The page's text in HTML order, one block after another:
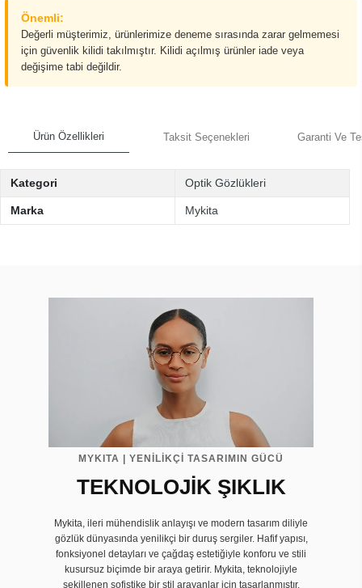
Önemli:
Değerli müşterimiz, ürünlerimize deneme sırasında zarar gelmemesi
için güvenlik kilidi takılmıştır. Kilidi açılmış ürünler iade veya
değişime tabi değildir.
Ürün Özellikleri Taksit Seçenekleri Garanti Ve
Kategori Optik Gözlükleri
Marka Mykita
MYKITA | YENİLİKÇİ TASARIMIN GÜCÜ
TEKNOLOJİK ŞIKLIK
Mykita, ileri mühendislik anlayışı ve modern tasarım diliyle
gözlük dünyasında yenilikçi bir duruş sergiler. Hafif yapısı,
fonksiyonel detayları ve çağdaş estetiğiyle konforu ve stili
kusursuz biçimde bir araya getirir. Mykita, teknolojiyle
şekillenen sofistike bir stil arayanlar için tasarlanmıştır.